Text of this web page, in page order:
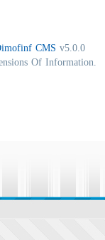
CMS v5.0.0
Of Information.